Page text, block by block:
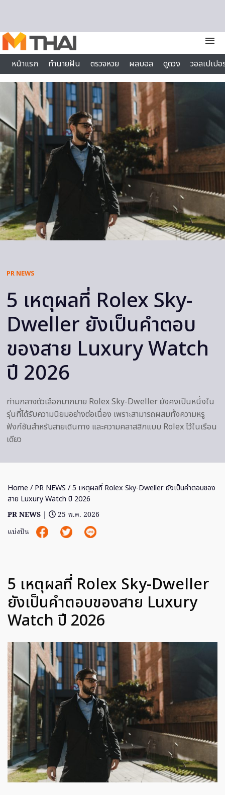
menu
หน้าแรก
ทำนายฝัน ตรวจหวย ผลบอล ดูดวง
วอลเปเป
ไลฟ์สไตล์
PR NEWS
5 เหตุผลที่ Rolex Sky-
Dweller ยังเป็นคำตอบ
ของสาย Luxury Watch
ปี 2026
ท่ามกลางตัวเลือกมากมาย Rolex Sky-Dweller ยังคงเป็นหนึ่งใน
รุ่นที่ได้รับความนิยมอย่างต่อเนื่อง เพราะสามารถผสมทั้งความหรู
ฟังก์ชันสำหรับสายเดินทาง และความคลาสสิกแบบ Rolex ไว้ในเรือน
เดียว
Home / PR NEWS / 5 เหตุผลที่ Rolex Sky-Dweller ยังเป็นคำตอบของ
สาย Luxury Watch ปี 2026
PR NEWS |
25 พ.ค. 2026
แบ่งปัน
5 เหตุผลที่ Rolex Sky-Dweller
ยังเป็นคำตอบของสาย Luxury
Watch ปี 2026